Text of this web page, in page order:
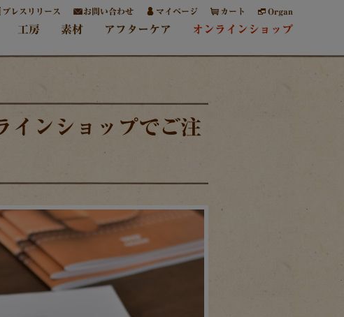
プレスリリース お問い合わせ マイページ カート Organ
工房 素材 アフターケア オンラインショップ
インショップでご注